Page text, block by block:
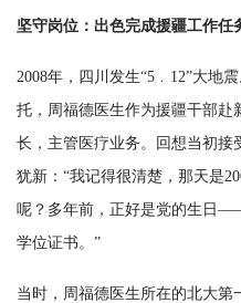
坚守岗位：出色完成援疆工作任
2008年，四川发生“5﹒12”大地
托，周福德医生作为援疆干部赴
长，主管医疗业务。回想当初接
犹新：“我记得很清楚，那天是
呢？多年前，正好是党的生日
学位证书。”
当时，周福德医生所在的北大第